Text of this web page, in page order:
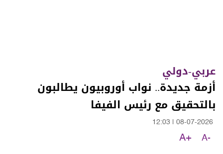
عربي-دولي
أزمة جديدة.. نواب أوروبيون يطالبون
بالتحقيق مع رئيس الفيفا
08-07-2026
12:03
A-
A+